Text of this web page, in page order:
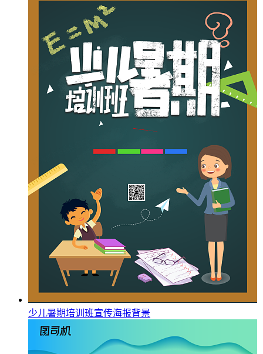
少儿暑期培训班宣传海报背景